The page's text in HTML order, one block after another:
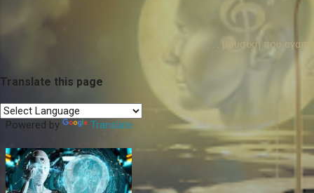
. . . μουσικη που
Translate this page
Powered by Translate